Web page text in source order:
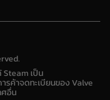
Steam เป็น
รค้าจดทะเบียนของ Valve
ศอื่น